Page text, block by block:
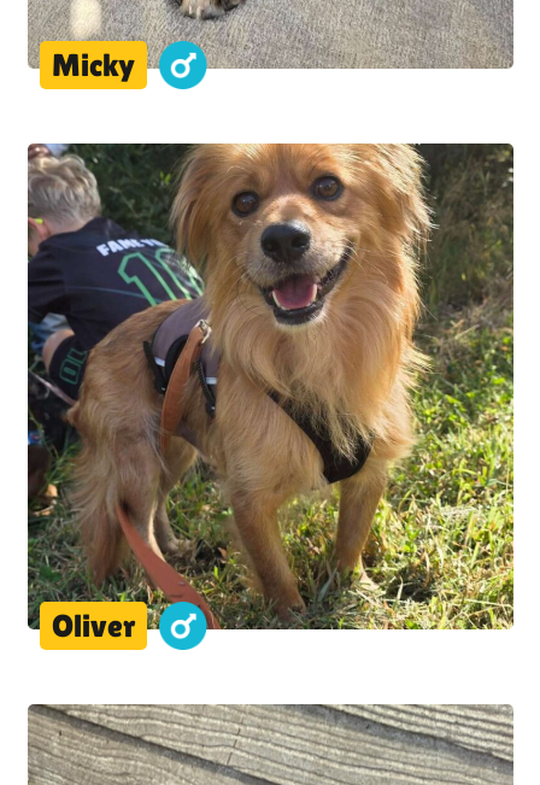
Micky
Oliver